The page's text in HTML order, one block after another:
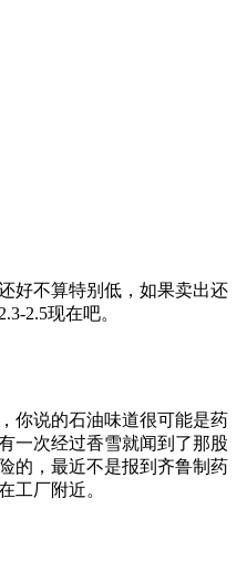
好不算特别低，如果卖出还
2.5现在吧。
你说的石油味道很可能是药
一次经过香雪就闻到了那股
的，最近不是报到齐鲁制药
工厂附近。